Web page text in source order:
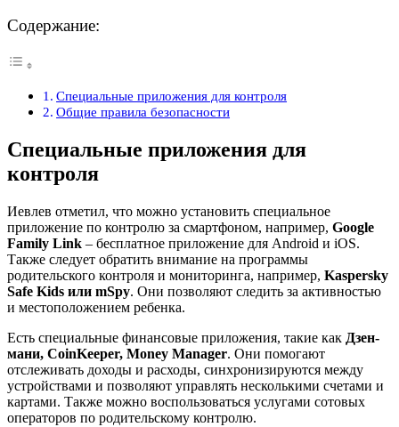
Содержание:
Специальные приложения для контроля
Общие правила безопасности
Специальные приложения для
контроля
Иевлев отметил, что можно установить специальное
приложение по контролю за смартфоном, например, Google
Family Link ‒ бесплатное приложение для Android и iOS.
Также следует обратить внимание на программы
родительского контроля и мониторинга, например, Kaspersky
Safe Kids или mSpy. Они позволяют следить за активностью
и местоположением ребенка.
Есть специальные финансовые приложения, такие как Дзен-
мани, CoinKeeper, Money Manager. Они помогают
отслеживать доходы и расходы, синхронизируются между
устройствами и позволяют управлять несколькими счетами и
картами. Также можно воспользоваться услугами сотовых
операторов по родительскому контролю.